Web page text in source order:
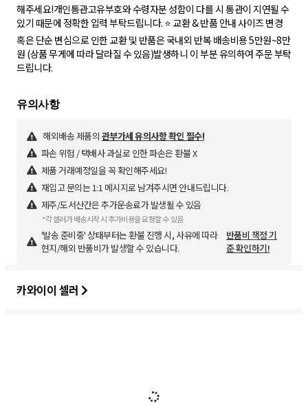
해주세요!개인통관고유부호와 수령자분 성함이 다를 시 통관이 지연될 수
있기 때문에 정확한 입력 부탁드립니다. ⭐️ 교환 & 반품 안내 사이즈 변경
혹은 단순 변심으로 인한 교환 및 반품은 국내외 반복 배송비용 5만원~8만
원 (상품 무게에 따라 달라질 수 있음)발생하니 이 부분 유의하여 주문 부탁
드립니다.
유의사항
해외배송 제품의 관부가세 유의사항 확인 필수!
파손 위험 / 택배사 과실로 인한 파손은 환불 X
제품 거래예정일을 꼭 확인해주세요!
재입고 문의는 1:1 메시지로 남겨주시면 안내드립니다.
제주/도서산간은 추가운송료가 발생될 수 있음
*각 셀러가 배송시작 시 추가비용을 요청할 수 있음
'발송 준비중' 상태부터는 환불 진행 시, 사유에 따라
현지/해외 반품비가 발생할 수 있습니다.
반품비 책정 기
준 확인하기!
카와이이 셀러